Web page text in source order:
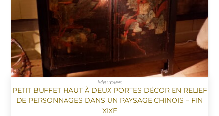
Meubles
PETIT BUFFET HAUT À DEUX PORTES DÉCOR EN RELIEF
DE PERSONNAGES DANS UN PAYSAGE CHINOIS – FIN
XIXE